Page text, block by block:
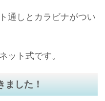
通しとカラビナがつい
ット式です。
ました！